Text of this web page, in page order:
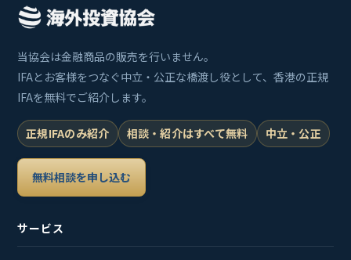
ジ
り
当協会は金融商品の販売を行いません。
IFAとお客様をつなぐ中立・公正な橋渡し役として、香港の正規
IFAを無料でご紹介します。
正規IFAのみ紹介 相談・紹介はすべて無料 中立・公正
無料相談を申し込む
サービス